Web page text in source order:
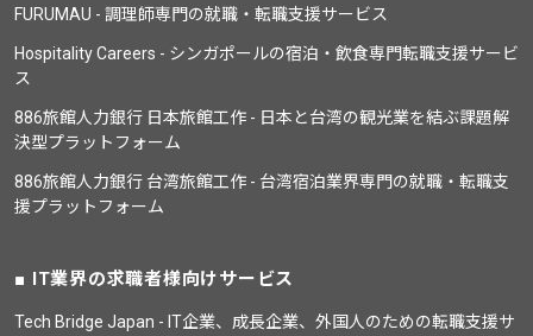
FURUMAU - 調理師専門の就職・転職支援サービス
Hospitality Careers - シンガポールの宿泊・飲食専門転職支援サービ
ス
886旅館人力銀行 日本旅館工作 - 日本と台湾の観光業を結ぶ課題解
決型プラットフォーム
886旅館人力銀行 台湾旅館工作 - 台湾宿泊業界専門の就職・転職支
援プラットフォーム
IT業界の求職者様向けサービス
Tech Bridge Japan - IT企業、成長企業、外国人のための転職支援サ